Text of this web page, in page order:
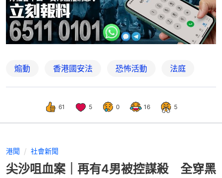
煽動 香港國安法 恐怖活動 法庭
61 5 0 16 5
港聞 社會新聞
尖沙咀血案｜再有4男被控謀殺 全穿黑